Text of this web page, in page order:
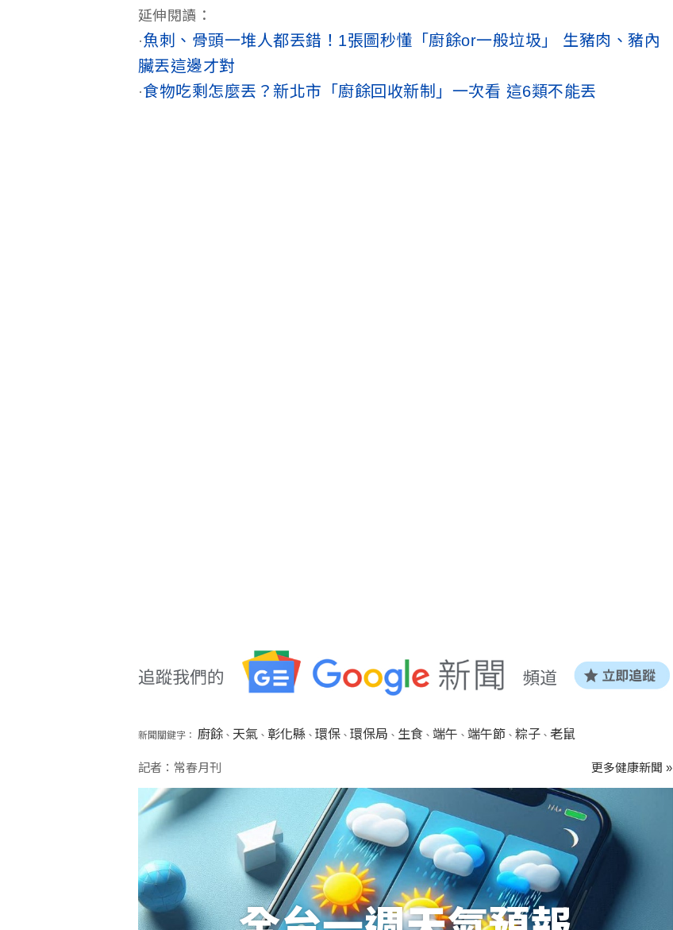
延伸閱讀：
·魚刺、骨頭一堆人都丟錯！1張圖秒懂「廚餘or一般垃圾」 生豬肉、豬內
臟丟這邊才對
·食物吃剩怎麼丟？新北市「廚餘回收新制」一次看 這6類不能丟
新聞關鍵字： 廚餘、 天氣、 彰化縣、 環保、 環保局 、 生食 、 端午 、 端午節 、 粽子、 老鼠
記者：常春月刊 更多健康新聞 »